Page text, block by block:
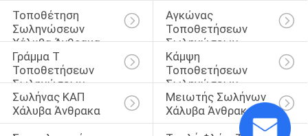
Τοποθέτηση
Σωληνώσεων
Χάλυβα Άνθρακα
Αγκώνας
Τοποθετήσεων
Σωληνώσεων
Γράμμα Τ
Τοποθετήσεων
Σωληνώσεων
Κάμψη
Τοποθετήσεων
Σωληνώσεων
Σωλήνας ΚΑΠ
Χάλυβα Άνθρακα
Μειωτής Σωλήνων
Χάλυβα Άνθρακα